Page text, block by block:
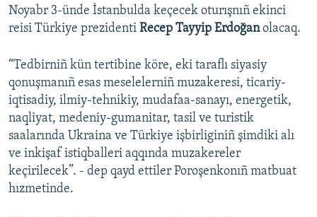
Noyabr 3-ünde İstanbulda keçecek oturışnıñ ekinci
reisi Türkiye prezidenti Recep Tayyip Erdoğanolacaq.
“Tedbirniñ kün tertibine köre, eki taraflı siyasiy
qonuşmanıñ esas meselelerniñ muzakeresi, ticariy-
iqtisadiy, ilmiy-tehnikiy, mudafaa-sanayı, energetik,
naqliyat, medeniy-gumanitar, tasil ve turistik
saalarında Ukraina ve Türkiye işbirliginiñ şimdiki alı
ve inkişaf istiqballeri aqqında muzakereler
keçirilecek”. - dep qayd ettiler Poroşenkonıñ matbuat
hızmetinde.